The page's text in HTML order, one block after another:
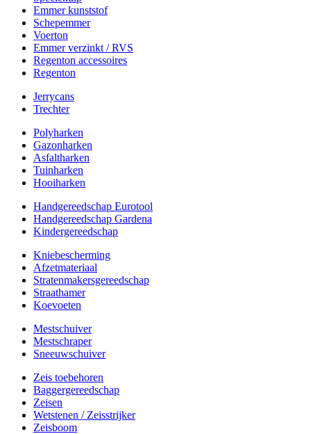
Emmer kunststof
Schepemmer
Voerton
Emmer verzinkt / RVS
Regenton accessoires
Regenton
Jerrycans
Trechter
Polyharken
Gazonharken
Asfaltharken
Tuinharken
Hooiharken
Handgereedschap Eurotool
Handgereedschap Gardena
Kindergereedschap
Kniebescherming
Afzetmateriaal
Stratenmakersgereedschap
Straathamer
Koevoeten
Mestschuiver
Mestschraper
Sneeuwschuiver
Zeis toebehoren
Baggergereedschap
Zeisen
Wetstenen / Zeisstrijker
Zeisboom